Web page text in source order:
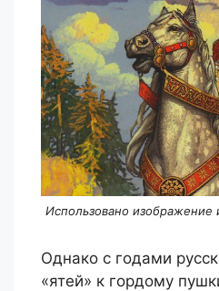
Использовано изображение
Однако с годами
«ятей» к гордому